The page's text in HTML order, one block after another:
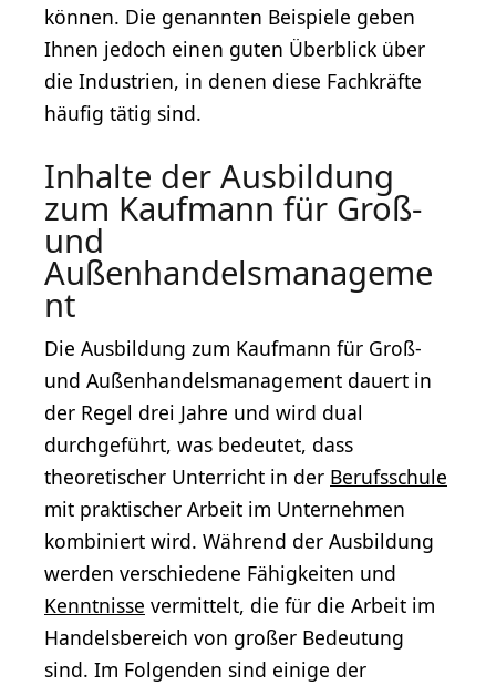
können. Die genannten Beispiele geben
Ihnen jedoch einen guten Überblick über
die Industrien, in denen diese Fachkräfte
häufig tätig sind.
Inhalte der Ausbildung
zum Kaufmann für Groß-
und
Außenhandelsmanageme
nt
Die Ausbildung zum Kaufmann für Groß-
und Außenhandelsmanagement dauert in
der Regel drei Jahre und wird dual
durchgeführt, was bedeutet, dass
theoretischer Unterricht in der Berufsschule
mit praktischer Arbeit im Unternehmen
kombiniert wird. Während der Ausbildung
werden verschiedene Fähigkeiten und
Kenntnisse vermittelt, die für die Arbeit im
Handelsbereich von großer Bedeutung
sind. Im Folgenden sind einige der